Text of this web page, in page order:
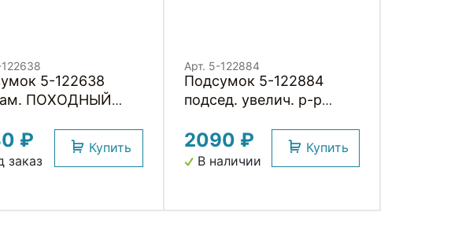
5-122638
ПОХОДНЫЙ
100%
неоново-
₽
заказ
Купить
Арт. 5-122884
Подсумок 5-122884
подсед. увелич. р-р
водонепрониц. с
отражат. элемент.
2090 ₽
В наличии
Купить